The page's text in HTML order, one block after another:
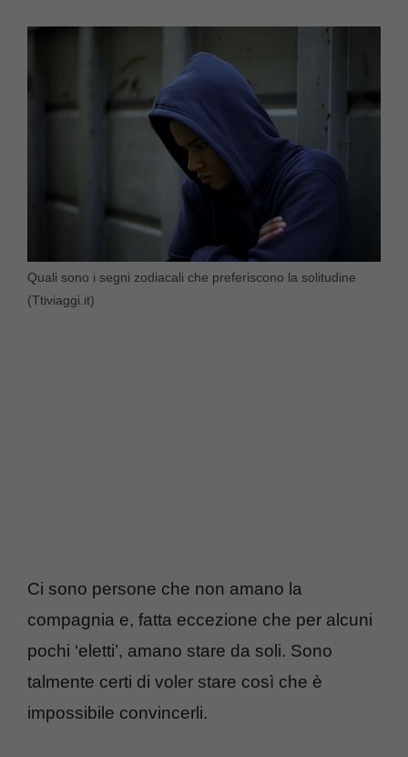
Quali sono i segni zodiacali che preferiscono la solitudine
(Ttiviaggi.it)
Ci sono persone che non amano la
compagnia e, fatta eccezione che per alcuni
pochi ‘eletti’, amano stare da soli. Sono
talmente certi di voler stare così che è
impossibile convincerli.